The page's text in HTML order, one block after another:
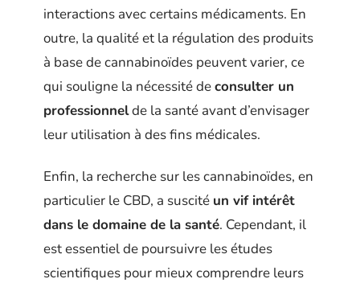
interactions avec certains médicaments. En
outre, la qualité et la régulation des produits
à base de cannabinoïdes peuvent varier, ce
qui souligne la nécessité deconsulter un
professionnelde la santé avant d’envisager
leur utilisation à des fins médicales.
Enfin, la recherche sur les cannabinoïdes, en
particulier le CBD, a suscité un vif intérêt
dans le domaine de la santé. Cependant, il
est essentiel de poursuivre les études
scientifiques pour mieux comprendre leurs